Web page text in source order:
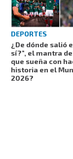
DEPORTES
¿De dónde salió
sí?”, el mantra
que sueña con
historia en el
2026?